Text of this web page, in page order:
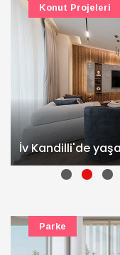
İv Kandilli'de
Konut Projeleri
Parke